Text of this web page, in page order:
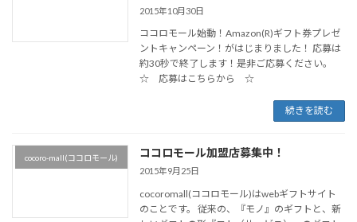
2015年10月30日
ココロモール始動！Amazon(R)ギフト券プレゼ
ントキャンペーン！がはじまりました！ 応募は
約30秒で終了します！是非ご応募ください。
☆ 応募はこちらから ☆
続きを読む
cocoro-mall(ココロモール) ココロモール加盟店募集中！
2015年9月25日
cocoromall(ココロモール)はwebギフトサイト
のことです。 従来の、『モノ』のギフトと、新